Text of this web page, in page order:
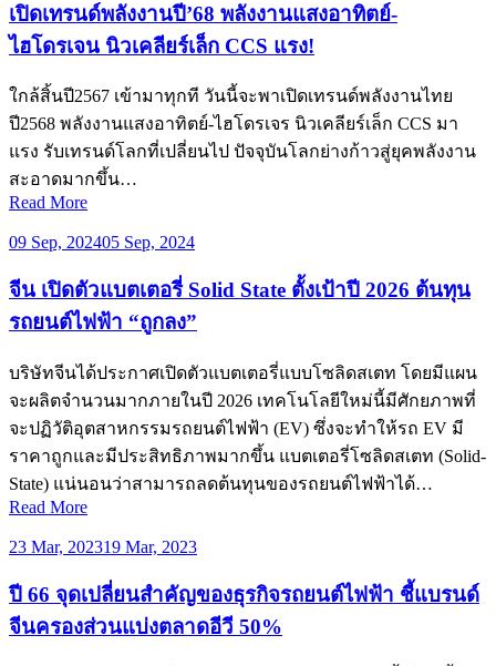
เปิดเทรนด์พลังงานปี’68 พลังงานแสงอาทิตย์-
ไฮโดรเจน นิวเคลียร์เล็ก CCS แรง!
ใกล้สิ้นปี2567 เข้ามาทุกที วันนี้จะพาเปิดเทรนด์พลังงานไทย
ปี2568 พลังงานแสงอาทิตย์-ไฮโดรเจร นิวเคลียร์เล็ก CCS มา
แรง รับเทรนด์โลกที่เปลี่ยนไป ปัจจุบันโลกย่างก้าวสู่ยุคพลังงาน
สะอาดมากขึ้น…
Read More
09 Sep, 202405 Sep, 2024
จีน เปิดตัวแบตเตอรี่ Solid State ตั้งเป้าปี 2026 ต้นทุน
รถยนต์ไฟฟ้า “ถูกลง”
บริษัทจีนได้ประกาศเปิดตัวแบตเตอรี่แบบโซลิดสเตท โดยมีแผน
จะผลิตจำนวนมากภายในปี 2026 เทคโนโลยีใหม่นี้มีศักยภาพที่
จะปฏิวัติอุตสาหกรรมรถยนต์ไฟฟ้า (EV) ซึ่งจะทำให้รถ EV มี
ราคาถูกและมีประสิทธิภาพมากขึ้น แบตเตอรี่โซลิดสเตท (Solid-
State) แน่นอนว่าสามารถลดต้นทุนของรถยนต์ไฟฟ้าได้…
Read More
23 Mar, 202319 Mar, 2023
ปี 66 จุดเปลี่ยนสำคัญของธุรกิจรถยนต์ไฟฟ้า ชี้แบรนด์
จีนครองส่วนแบ่งตลาดอีวี 50%